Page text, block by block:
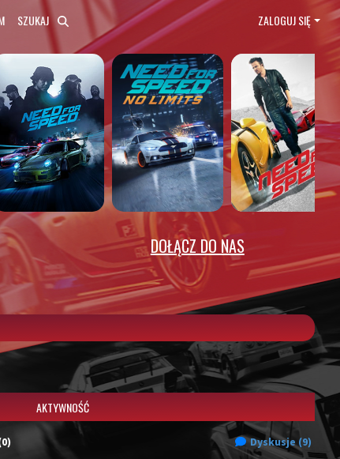
SZUKAJ ZALOGUJ SIĘ
DOŁĄCZ DO NAS
AKTYWNOŚĆ
Dyskusje (9)